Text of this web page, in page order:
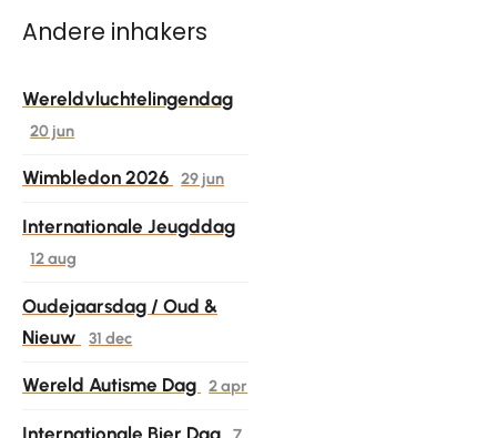
Andere inhakers
Wereldvluchtelingendag
20 jun
Wimbledon 2026 29 jun
Internationale Jeugddag
12 aug
Oudejaarsdag / Oud &
Nieuw
31 dec
Wereld Autisme Dag 2 apr